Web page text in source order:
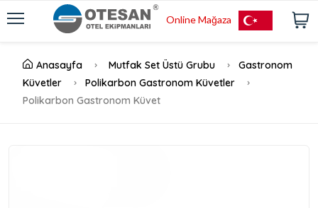
Online Mağaza
Anasayfa Mutfak Set Üstü Grubu
Gastronom
Küvetler
Polikarbon Gastronom Küvetler
Polikarbon Gastronom Küvet